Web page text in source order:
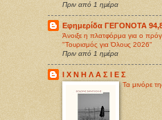
Πριν από 1 ημέρα
Εφημερίδα ΓΕΓΟΝΟΤΑ
Άνοιξε η πλατφόρμα για ο
"Τουρισμός για Όλους 2026"
Πριν από 1 ημέρα
Ι Χ Ν Η Λ Α Σ Ι Ε Σ
Τα μινόρε